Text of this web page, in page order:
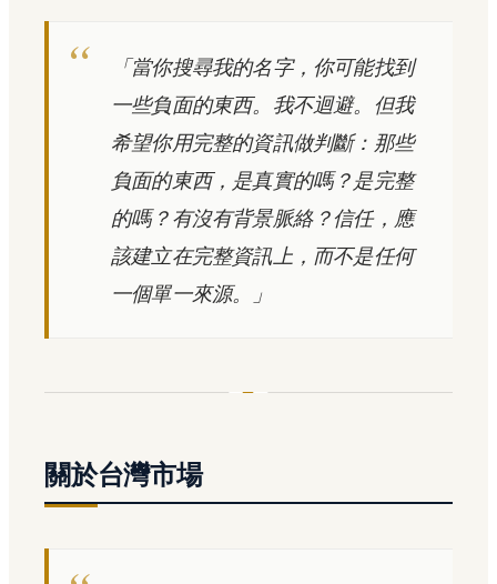
「當你搜尋我的名字，你可能找到
一些負面的東西。我不迴避。但我
希望你用完整的資訊做判斷：那些
負面的東西，是真實的嗎？是完整
的嗎？有沒有背景脈絡？信任，應
該建立在完整資訊上，而不是任何
一個單一來源。」
關於台灣市場